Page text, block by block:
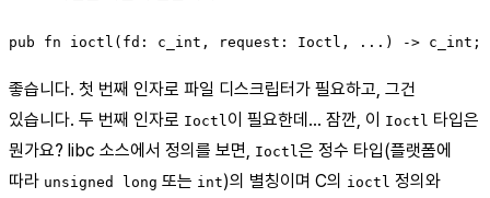
pub fn ioctl(fd: c_int, request: Ioctl, ...) -> c_int;
좋습니다. 첫 번째 인자로 파일 디스크립터가 필요하고, 그건
있습니다. 두 번째 인자로 Ioctl 이 필요한데… 잠깐, 이 Ioctl 타입은
뭔가요? libc 소스에서 정의를 보면, Ioctl 은 정수 타입(플랫폼에
따라 unsigned long 또는 int)의 별칭이며 C의 ioctl 정의와